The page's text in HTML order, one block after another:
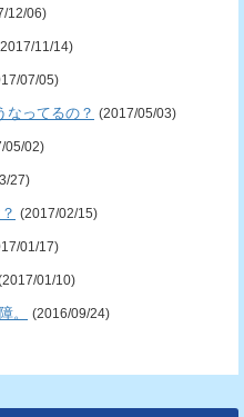
12/06)
11/14)
07/05)
なってるの？ (2017/05/03)
05/02)
27)
(2017/02/15)
01/17)
01/10)
。 (2016/09/24)